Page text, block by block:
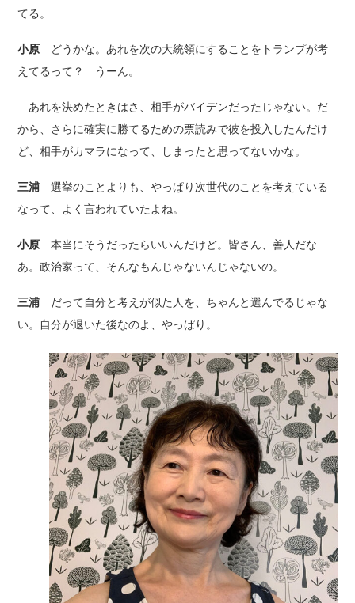
てる。
小原 どうかな。あれを次の大統領にすることをトランプが考
えてるって？ うーん。
あれを決めたときはさ、相手がバイデンだったじゃない。だ
から、さらに確実に勝てるための票読みで彼を投入したんだけ
ど、相手がカマラになって、しまったと思ってないかな。
三浦選挙のことよりも、やっぱり次世代のことを考えている
なって、よく言われていたよね。
小原本当にそうだったらいいんだけど。皆さん、善人だな
あ。政治家って、そんなもんじゃないんじゃないの。
三浦 だって自分と考えが似た人を、ちゃんと選んでるじゃな
い。自分が退いた後なのよ、やっぱり。